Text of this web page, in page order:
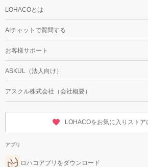
LOHACOとは
AIチャットで質問する
お客様サポート
ASKUL（法人向け）
アスクル株式会社（会社概要）
LOHACOをお気に入りストア
アプリ
ロハコアプリをダウンロード